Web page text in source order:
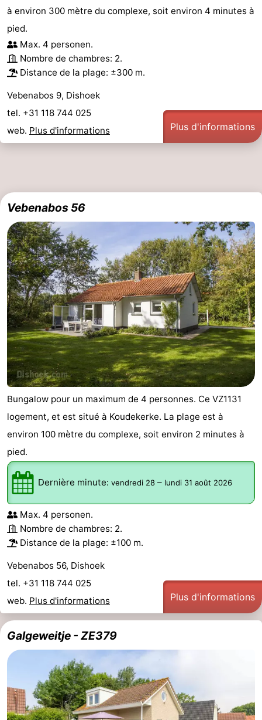
à environ 300 mètre du complexe, soit environ 4 minutes à
pied.
Max. 4 personen.
Nombre de chambres: 2.
Distance de la plage: ±300 m.
Vebenabos 9, Dishoek
tel. +31 118 744 025
web. Plus d'informations Plus d'informations
Vebenabos 56
Bungalow pour un maximum de 4 personnes. Ce VZ1131
logement, et est situé à Koudekerke. La plage est à
environ 100 mètre du complexe, soit environ 2 minutes à
pied.
Dernière minute: vendredi 28 – lundi 31 août 2026
Max. 4 personen.
Nombre de chambres: 2.
Distance de la plage: ±100 m.
Vebenabos 56, Dishoek
tel. +31 118 744 025
web. Plus d'informations Plus d'informations
Galgeweitje - ZE379